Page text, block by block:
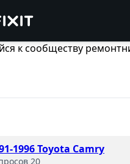
к сообществу
1996 Toyota Camry
20